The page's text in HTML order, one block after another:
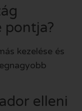
pontja?
kezelése és
elleni